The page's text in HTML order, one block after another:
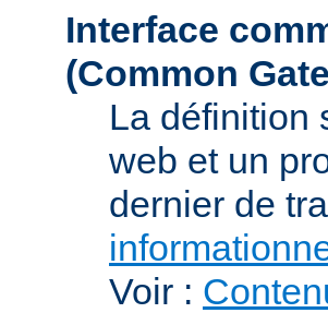
Interface
(Common
La définition
web et un
dernier de
Voir :